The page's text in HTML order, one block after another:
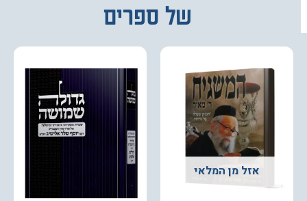
של ספרים
אזל מן המלאי